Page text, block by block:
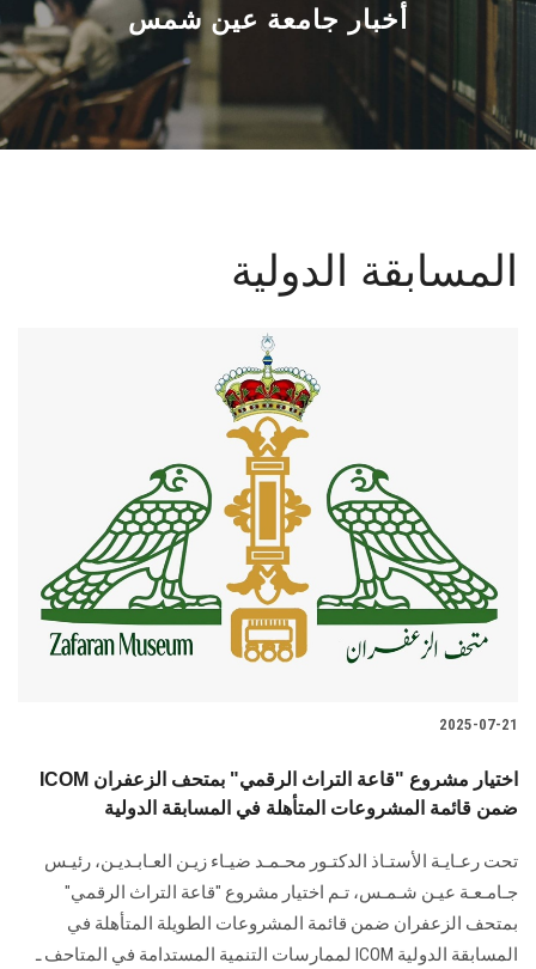
القطاعـات
الشئون الأكاديمية
البحث العلمي
هيئة التدريس
الزائـرون
سجل الان
أخبار جامعة عين شمس
المسابقة الدولية
2025-07-21
ICOM اختيار مشروع "قاعة التراث الرقمي" بمتحف الزعفران
ضمن قائمة المشروعات المتأهلة في المسابقة الدولية
تحت رعـايـة الأستـاذ الدكتـور محـمـد ضيـاء زيـن العـابـديـن، رئيـس
جـامـعـة عيـن شـمـس، تـم اختيار مشروع "قاعة التراث الرقمي"
بمتحف الزعفران ضمن قائمة المشروعات الطويلة المتأهلة في
المسابقة الدولية ICOM لممارسات التنمية المستدامة في المتاحف ـ